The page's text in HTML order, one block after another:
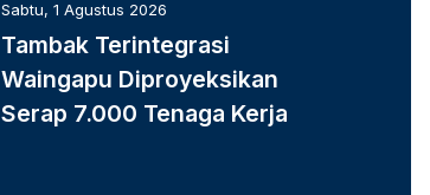
Sabtu, 1 Agustus 2026
Tambak Terintegrasi
Waingapu Diproyeksikan
Serap 7.000 Tenaga Kerja